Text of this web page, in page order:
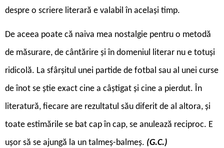
despre o scriere literară e valabil în același timp.
De aceea poate că naiva mea nostalgie pentru o metodă
de măsurare, de cântărire și în domeniul literar nu e totuși
ridicolă. La sfârșitul unei partide de fotbal sau al unei curse
de înot se știe exact cine a câștigat și cine a pierdut. În
literatură, fiecare are rezultatul său diferit de al altora, și
toate estimările se bat cap în cap, se anulează reciproc. E
ușor să se ajungă la un talmeș-balmeș. (G.C.)